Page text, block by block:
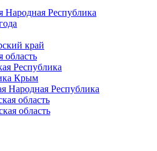
Народная Республика​
край
область
Республика
Крым
Народная Республика
область
область